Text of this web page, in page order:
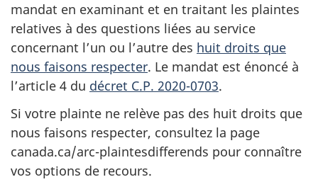
mandat en examinant et en traitant les plaintes
relatives à des questions liées au service
concernant l’un ou l’autre des huit droits que
nous faisons respecter. Le mandat est énoncé à
l’article 4 du décret C.P. 2020-0703.
Si votre plainte ne relève pas des huit droits que
nous faisons respecter, consultez la page
canada.ca/arc-plaintesdifferends pour connaître
vos options de recours.